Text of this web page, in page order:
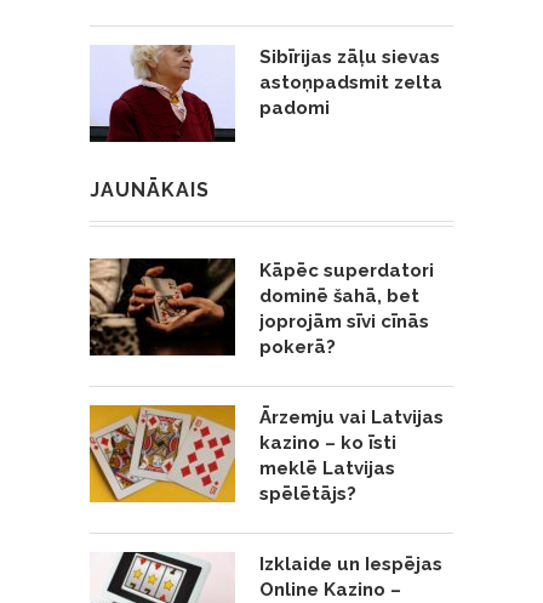
Sibīrijas zāļu sievas
astoņpadsmit zelta
padomi
JAUNĀKAIS
Kāpēc superdatori
dominē šahā, bet
joprojām sīvi cīnās
pokerā?
Ārzemju vai Latvijas
kazino – ko īsti
meklē Latvijas
spēlētājs?
Izklaide un Iespējas
Online Kazino –